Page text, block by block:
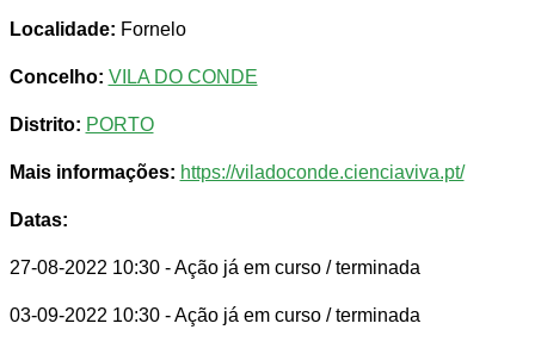
Localidade: Fornelo
Concelho: VILA DO CONDE
Distrito: PORTO
Mais informações: https://viladoconde.cienciaviva.pt/
Datas:
27-08-2022 10:30 - Ação já em curso / terminada
03-09-2022 10:30 - Ação já em curso / terminada